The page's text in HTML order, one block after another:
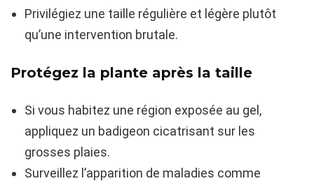
Privilégiez une taille régulière et légère plutôt
qu’une intervention brutale.
Protégez la plante après la taille
Si vous habitez une région exposée au gel,
appliquez un badigeon cicatrisant sur les
grosses plaies.
Surveillez l’apparition de maladies comme